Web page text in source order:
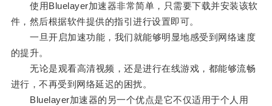
使用Bluelayer加速器非常简单，只需要下载并安装该软
件，然后根据软件提供的指引进行设置即可。
一旦开启加速功能，我们就能够明显地感受到网络速度
的提升。
无论是观看高清视频，还是进行在线游戏，都能够流畅
进行，不再受到网络延迟的困扰。
Bluelayer加速器的另一个优点是它不仅适用于个人用